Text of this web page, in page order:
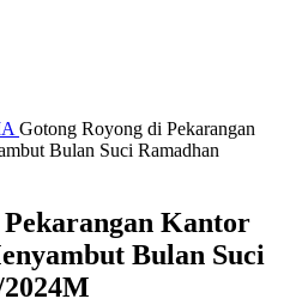
Gotong Royong di Pekarangan
Bulan Suci Ramadhan
Kantor
Bulan Suci